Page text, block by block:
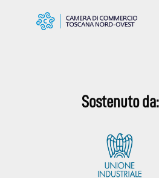
Sostenuto da: